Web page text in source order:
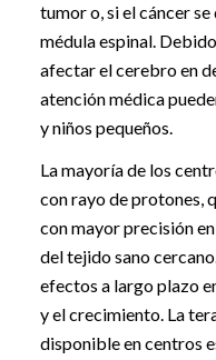
tumor o, si el cáncer
médula espinal.
afectar el cerebro en
atención médica
y niños pequeños.
La mayoría de los
con rayo de protones,
con mayor precisión
del tejido sano
efectos a largo plazo
y el crecimiento. La
disponible en centros